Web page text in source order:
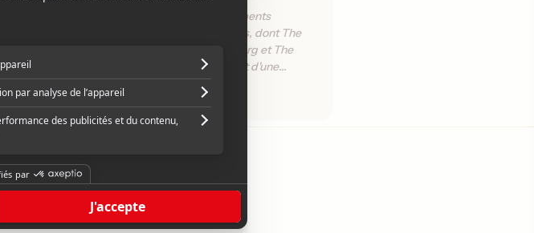
« Reprenant à son compte des éléments
d'oeuvres autrement plus prenantes, dont The
Amityville Horror de Stuart Rosenberg et The
exorcist de William Friedkin, ce récit d'une
fratrie harcelée par les démons du passé
bascule rapidement vers le drame familial
bavard aux revirements prévisibles. »
Lire la critique complète